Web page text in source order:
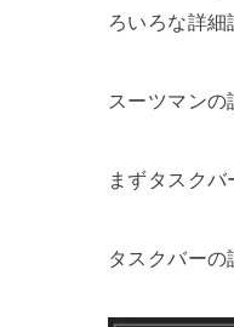
ろいろな詳細
スーツマンの
まずタスク
タスクバー